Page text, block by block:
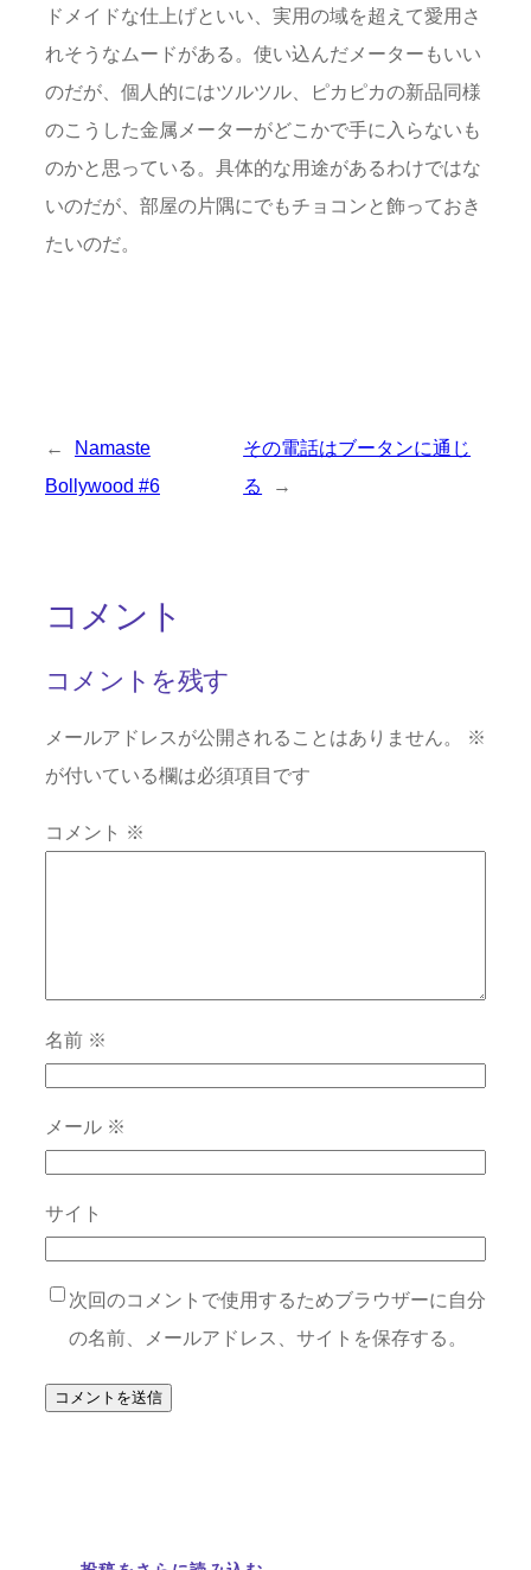
ドメイドな仕上げといい、実用の域を超えて愛用さ
れそうなムードがある。使い込んだメーターもいい
のだが、個人的にはツルツル、ピカピカの新品同様
のこうした金属メーターがどこかで手に入らないも
のかと思っている。具体的な用途があるわけではな
いのだが、部屋の片隅にでもチョコンと飾っておき
たいのだ。
←
Namaste
Bollywood #6
その電話はブータンに通じ
る
→
コメント
コメントを残す
メールアドレスが公開されることはありません。
※
が付いている欄は必須項目です
コメント ※
名前 ※
メール ※
サイト
次回のコメントで使用するためブラウザーに自分
の名前、メールアドレス、サイトを保存する。